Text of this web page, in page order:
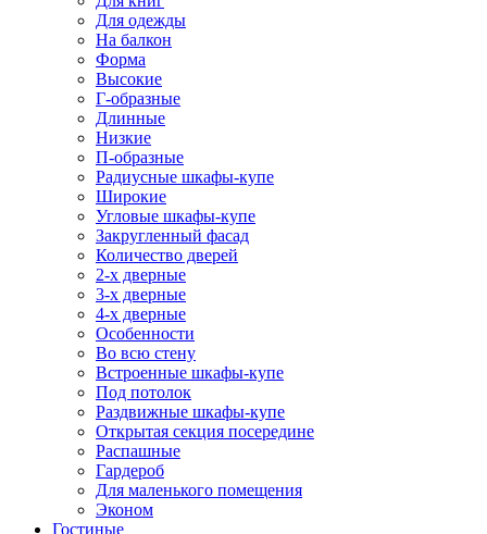
Для одежды
На балкон
Форма
Высокие
Г-образные
Длинные
Низкие
П-образные
Радиусные шкафы-купе
Широкие
Угловые шкафы-купе
Закругленный фасад
Количество дверей
2-х дверные
3-х дверные
4-х дверные
Особенности
Во всю стену
Встроенные шкафы-купе
Под потолок
Раздвижные шкафы-купе
Открытая секция посередине
Распашные
Гардероб
Для маленького помещения
Эконом
Гостиные